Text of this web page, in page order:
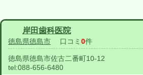
岸田歯科医院
徳島県徳島市 口コミ 0件
徳島県徳島市佐古二番町10-12
tel:088-656-6480